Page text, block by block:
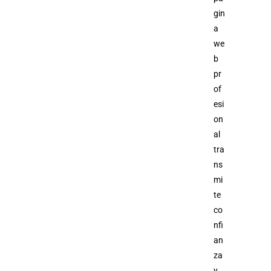
gin
a
we
b
pr
of
esi
on
al
tra
ns
mi
te
co
nfi
an
za